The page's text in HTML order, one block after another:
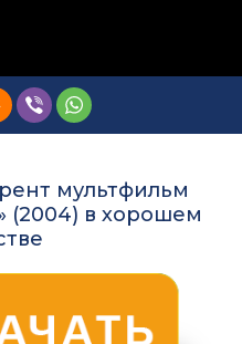
мультфильм
(2004) в хорошем